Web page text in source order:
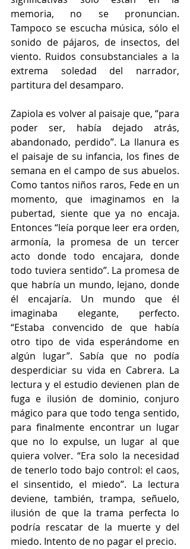
memoria, no se pronuncian.
Tampoco se escucha música, sólo el
sonido de pájaros, de insectos, del
viento. Ruidos consubstanciales a la
extrema soledad del narrador,
partitura del desamparo.
Zapiola es volver al paisaje que, “para
poder ser, había dejado atrás,
abandonado, perdido”. La llanura es
el paisaje de su infancia, los fines de
semana en el campo de sus abuelos.
Como tantos niños raros, Fede en un
momento, que imaginamos en la
pubertad, siente que ya no encaja.
Entonces “leía porque leer era orden,
armonía, la promesa de un tercer
acto donde todo encajara, donde
todo tuviera sentido”. La promesa de
que habría un mundo, lejano, donde
él encajaría. Un mundo que él
imaginaba elegante, perfecto.
“Estaba convencido de que había
otro tipo de vida esperándome en
algún lugar”. Sabía que no podía
desperdiciar su vida en Cabrera. La
lectura y el estudio devienen plan de
fuga e ilusión de dominio, conjuro
mágico para que todo tenga sentido,
para finalmente encontrar un lugar
que no lo expulse, un lugar al que
quiera volver. “Era solo la necesidad
de tenerlo todo bajo control: el caos,
el sinsentido, el miedo”. La lectura
deviene, también, trampa, señuelo,
ilusión de que la trama perfecta lo
podría rescatar de la muerte y del
miedo. Intento de no pagar el precio.